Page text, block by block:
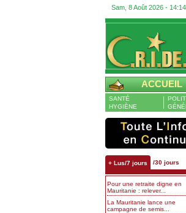
Sam, 8 Août 2026 -
ACCUEIL
SANTÉ
HYGIÈNE
+ Lus/7 jours /30 jours
Pour une retraite digne en
Mauritanie : relever...
La Mauritanie lance une
campagne de semis...